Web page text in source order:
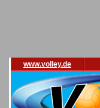
www.volley.de